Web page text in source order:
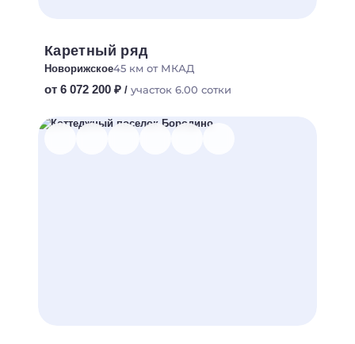
Каретный ряд
Новорижское45 км от МКАД
от 6 072 200 ₽ / участок 6.00 сотки